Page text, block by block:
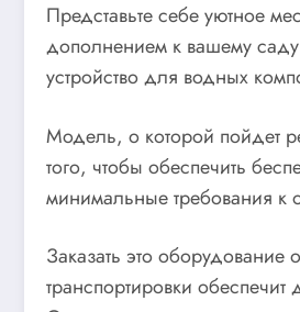
Представьте себе уютное
дополнением к вашему
устройство для водных
Модель, о которой пойдет
того, чтобы обеспечить
минимальные требования к
Заказать это
транспортировки